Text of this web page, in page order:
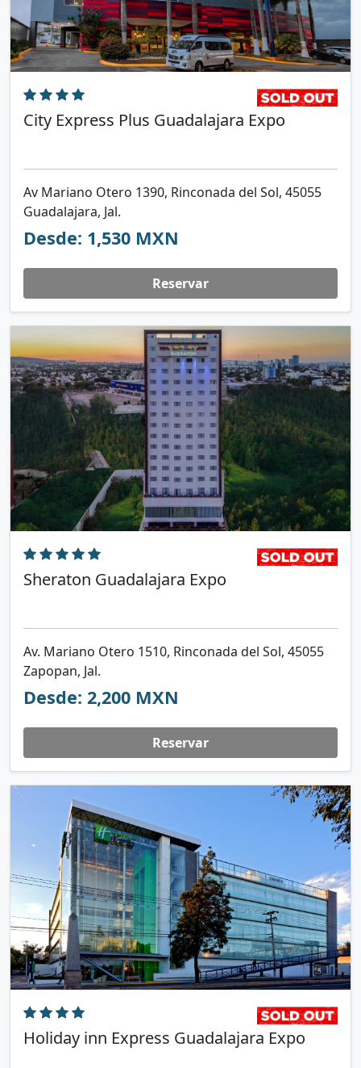
City Express Plus Guadalajara Expo
Av Mariano Otero 1390, Rinconada del Sol, 45055
Guadalajara, Jal.
Desde: 1,530 MXN
Reservar
Sheraton Guadalajara Expo
Av. Mariano Otero 1510, Rinconada del Sol, 45055
Zapopan, Jal.
Desde: 2,200 MXN
Reservar
Holiday inn Express Guadalajara Expo